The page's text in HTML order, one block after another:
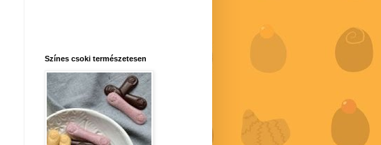
Színes csoki természetesen